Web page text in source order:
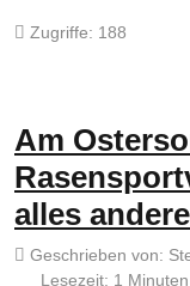
Zugriffe: 188
Am
alles
Geschrieben von:
Lesezeit: 1 Minuten